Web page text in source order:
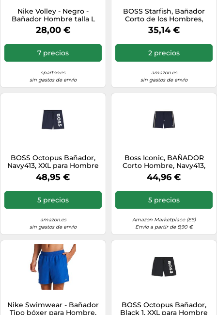
Nike Volley - Negro -
Bañador Hombre talla L
28,00 €
7 precios
spartoo.es
sin gastos de envío
BOSS Starfish, Bañador
Corto de los Hombres,
Black1,
35,14 €
2 precios
amazon.es
sin gastos de envío
BOSS Octopus Bañador,
Navy413, XXL para Hombre
48,95 €
5 precios
amazon.es
sin gastos de envío
Boss Iconic, BAÑADOR
Corto Hombre, Navy413,
44,96 €
5 precios
Amazon Marketplace (ES)
Envío a partir de 8,90 €
Nike Swimwear - Bañador
Tipo bóxer para Hombre,
BOSS Octopus Bañador,
Black 1, XXL para Hombre